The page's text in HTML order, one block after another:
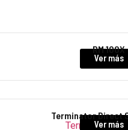
RM 100X
Ver más
Terminator Direct
Ver más